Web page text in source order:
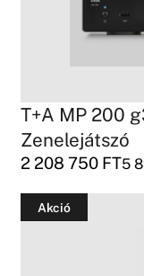
T+A MP 200
Zenelejátszó
2 208 750 FT5
Akció